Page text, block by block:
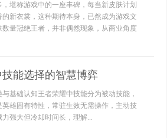
堪称游戏中的一座丰碑，每当新皮肤计划
新衣裳，这种期待本身，已然成为游戏文
量冠绝王者，并非偶然现象，从商业角度
能选择的智慧博弈
基础认知王者荣耀中技能分为被动技能，
雄固有特性，常驻生效无需操作，主动技
强大但冷却时间长，理解...